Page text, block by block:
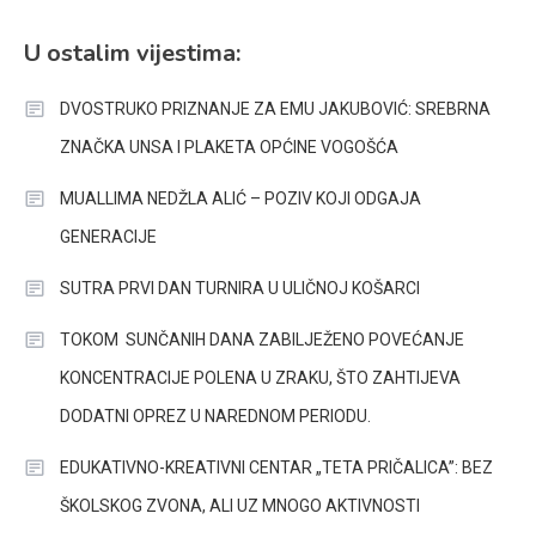
U ostalim vijestima:
DVOSTRUKO PRIZNANJE ZA EMU JAKUBOVIĆ: SREBRNA
ZNAČKA UNSA I PLAKETA OPĆINE VOGOŠĆA
MUALLIMA NEDŽLA ALIĆ – POZIV KOJI ODGAJA
GENERACIJE
SUTRA PRVI DAN TURNIRA U ULIČNOJ KOŠARCI
TOKOM SUNČANIH DANA ZABILJEŽENO POVEĆANJE
KONCENTRACIJE POLENA U ZRAKU, ŠTO ZAHTIJEVA
DODATNI OPREZ U NAREDNOM PERIODU.
EDUKATIVNO-KREATIVNI CENTAR „TETA PRIČALICA”: BEZ
ŠKOLSKOG ZVONA, ALI UZ MNOGO AKTIVNOSTI